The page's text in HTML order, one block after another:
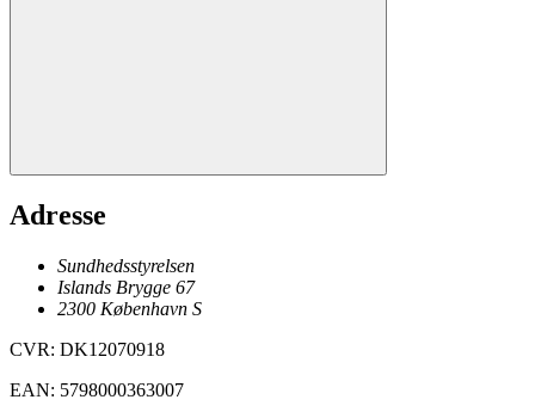
Adresse
Sundhedsstyrelsen
Islands Brygge 67
2300 København S
CVR: DK12070918
EAN: 5798000363007